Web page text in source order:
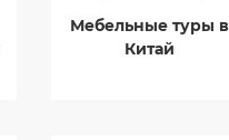
Мебельные туры в
Китай